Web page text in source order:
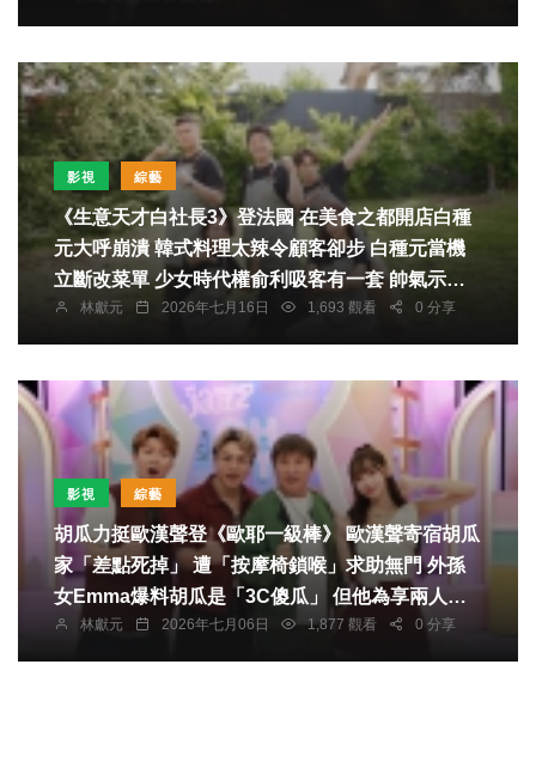
影視 綜藝
《生意天才白社長3》登法國 在美食之都開店白種
元大呼崩潰 韓式料理太辣令顧客卻步 白種元當機
立斷改菜單 少女時代權俞利吸客有一套 帥氣示範
開燒酒
林獻元 2026年七月16日 1,693 觀看 0 分享
影視 綜藝
胡瓜力挺歐漢聲登《歐耶一級棒》 歐漢聲寄宿胡瓜
家「差點死掉」 遭「按摩椅鎖喉」求助無門 外孫
女Emma爆料胡瓜是「3C傻瓜」 但他為享兩人世
界想學看懂導航
林獻元 2026年七月06日 1,877 觀看 0 分享